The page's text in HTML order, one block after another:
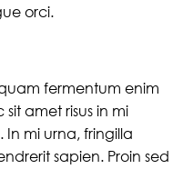
orci.
fermentum enim
amet risus in mi
In mi urna, fringilla
sapien. Proin sed